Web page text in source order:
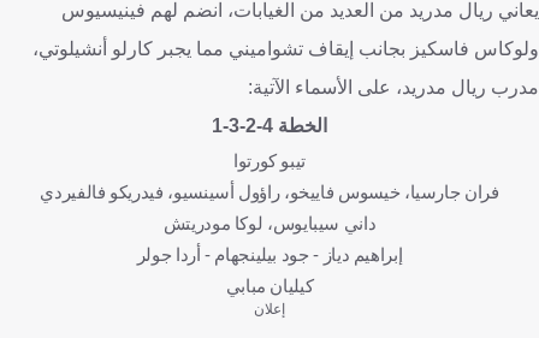
يعاني ريال مدريد من العديد من الغيابات، انضم لهم فينيسيوس
ولوكاس فاسكيز بجانب إيقاف تشواميني مما يجبر كارلو أنشيلوتي،
مدرب ريال مدريد، على الأسماء الآتية:
الخطة 4-2-3-1
تيبو كورتوا
فران جارسيا، خيسوس فاييخو، راؤول أسينسيو، فيدريكو فالفيردي
داني سيبايوس، لوكا مودريتش
إبراهيم دياز - جود بيلينجهام - أردا جولر
كيليان مبابي
إعلان